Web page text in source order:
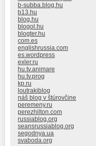
b-subba.blog.hu
b13.hu
blog.hu
blogol.hu
blogter.hu
com.es
englishrussia.com
es.wordpress
exler.ru
hu.tv.animare
hu.tv.prog
kp.ru
loutrakiblog
náš blog v štúrovčine
peremeny.ru
perezhilton.com
russiablog.org
seansrussiablog.org
segodnya.ua
svaboda.org